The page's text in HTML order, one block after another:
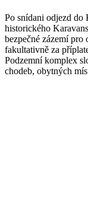
Po snídani odjezd do
historického
bezpečné zázemí
fakultativně za
Podzemní komplex
chodeb, obytných